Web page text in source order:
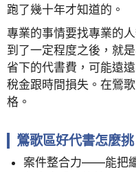
跑了幾十年才知道的。
專業的事情要找專業的
到了一定程度之後，就
省下的代書費，可能遠
稅金跟時間損失。在鶯
格。
鶯歌區好代書怎麼
案件整合力——能把